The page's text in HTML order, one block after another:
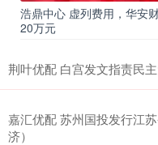
浩鼎中心 虚列费用，华安
20万元
荆叶优配 白宫发文指责民
嘉汇优配 苏州国投发行江
济）